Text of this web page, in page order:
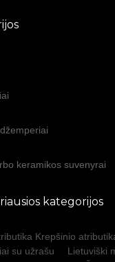
keramikos suvenyrai
kategorijos
Krepšinio
su užrašu
Lietuviški